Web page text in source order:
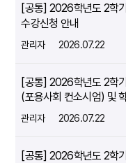
[공통] 2026학년도 2학
수강신청 안내
관리자 2026.07.22
[공통] 2026학년도 2학
(포용사회 컨소시엄) 및
관리자 2026.07.22
[공통] 2026학년도 2학